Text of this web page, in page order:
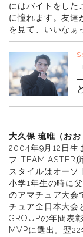
にはバイトをした
に憧れます。友達
を見て、いいなぁ
大久保 琉唯（おお
2004年9月12日生
フ TEAM ASTER
スタイルはオーソ
小学1年生の時に
のアマチュア大会
チュア全日本大会
GROUPの年間表
MVPに選出。翌